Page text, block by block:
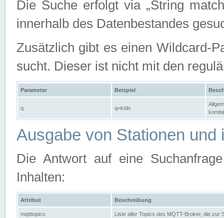
Die Suche erfolgt via „String
innerhalb des Datenbestandes
Zusätzlich gibt es einen Wildcard-
sucht. Dieser ist nicht mit den
Parameter Beispiel
q q=köln
Ausgabe von Stationen und
Die Antwort auf eine
Inhalten:
Attribut Beschreibung
mqtttopics Liste aller Topics des MQTT-Broker, die zur